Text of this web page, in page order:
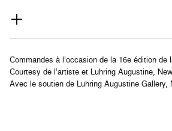
Commandes à l’occasion de la 16e édition de
Courtesy de l’artiste et Luhring Augustine,
Avec le soutien de Luhring Augustine Gallery,